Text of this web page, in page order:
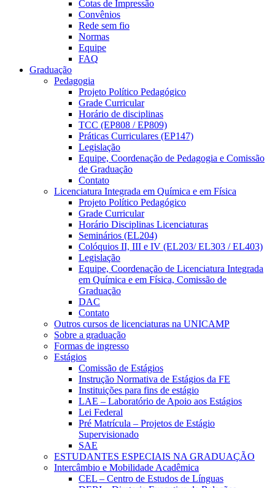
Cotas de Impressão
Convênios
Rede sem fio
Normas
Equipe
FAQ
Graduação
Pedagogia
Projeto Político Pedagógico
Grade Curricular
Horário de disciplinas
TCC (EP808 / EP809)
Práticas Curriculares (EP147)
Legislação
Equipe, Coordenação de Pedagogia e Comissão
de Graduação
Contato
Licenciatura Integrada em Química e em Física
Projeto Político Pedagógico
Grade Curricular
Horário Disciplinas Licenciaturas
Seminários (EL204)
Colóquios II, III e IV (EL203/ EL303 / EL403)
Legislação
Equipe, Coordenação de Licenciatura Integrada
em Química e em Física, Comissão de
Graduação
DAC
Contato
Outros cursos de licenciaturas na UNICAMP
Sobre a graduação
Formas de ingresso
Estágios
Comissão de Estágios
Instrução Normativa de Estágios da FE
Instituições para fins de estágio
LAE – Laboratório de Apoio aos Estágios
Lei Federal
Pré Matrícula – Projetos de Estágio
Supervisionado
SAE
ESTUDANTES ESPECIAIS NA GRADUAÇÃO
Intercâmbio e Mobilidade Acadêmica
CEL – Centro de Estudos de Línguas